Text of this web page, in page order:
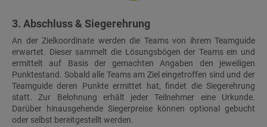
3. Abschluss & Siegerehrung
An der Zielkoordinate werden die Teams von ihrem Teamguide
erwartet. Dieser sammelt die Lösungsbögen der Teams ein und
ermittelt auf Basis der gemachten Angaben den jeweiligen
Punktestand. Sobald alle Teams am Ziel eingetroffen sind und der
Teamguide deren Punkte ermittet hat, findet die Siegerehrung
statt. Zur Belohnung erhält jeder Teilnehmer eine Urkunde.
Darüber hinausgehende Siegerpreise können optional gebucht
oder selbst bereitgestellt werden.